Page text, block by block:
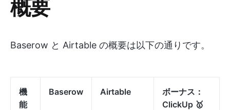
概要
Baserow と Airtable の概要は以下の通りです。
機
能
Baserow Airtable
ボーナス：
ClickUp 🥇